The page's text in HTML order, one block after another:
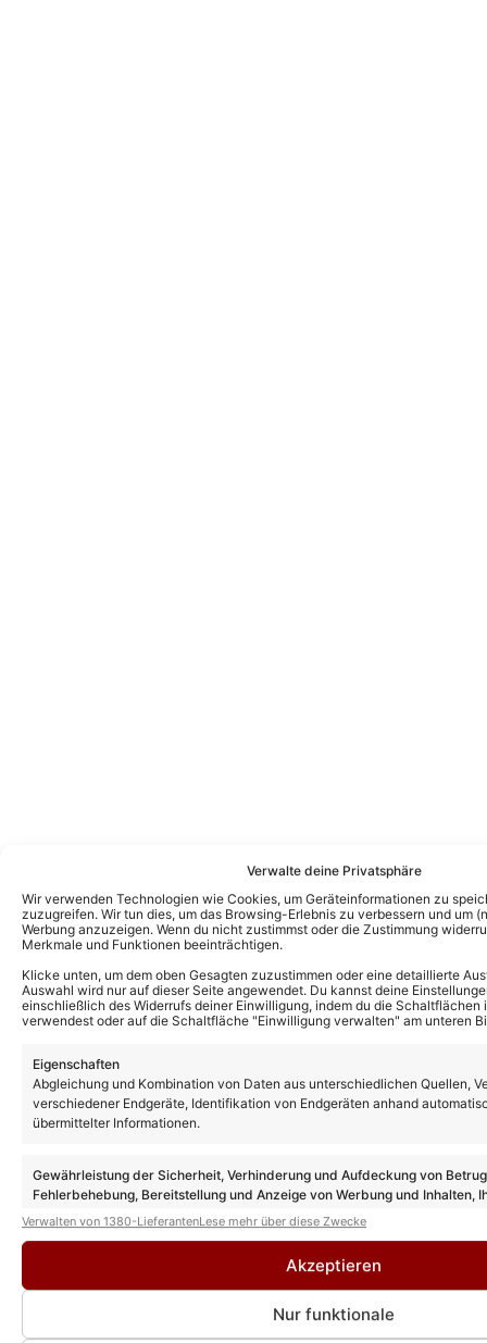
Verwalte deine Privatsphäre
Wir verwenden Technologien wie Cookies, um Geräteinformationen zu
zuzugreifen. Wir tun dies, um das Browsing-Erlebnis zu verbessern und um
Werbung anzuzeigen. Wenn du nicht zustimmst oder die Zustimmung
Merkmale und Funktionen beeinträchtigen.
Klicke unten, um dem oben Gesagten zuzustimmen oder eine detaillierte
Auswahl wird nur auf dieser Seite angewendet. Du kannst deine
einschließlich des Widerrufs deiner Einwilligung, indem du die
verwendest oder auf die Schaltfläche "Einwilligung verwalten" am unteren
Eigenschaften
Abgleichung und Kombination von Daten aus unterschiedlichen Quellen,
verschiedener Endgeräte, Identifikation von Endgeräten anhand
übermittelter Informationen.
Gewährleistung der Sicherheit, Verhinderung und Aufdeckung von
Fehlerbehebung, Bereitstellung und Anzeige von Werbung und Inhalten,
Entscheidungen zum Datenschutz speichern und übermitteln.
Verwalten von 1380-LieferantenLese mehr über diese Zwecke
Akzeptieren
Nur funktionale
Kevin Drewes
Kevin Drewes ist seit über 10 Jahren im
Schlager unterwegs und bringt als
Chefredakteur seine ganze Erfahrung und
Leidenschaft mit hinein. Kein anderer kann
solch eine Expertise wie er vorweisen.
» AUTORENPROFIL & ALLE ARTIKEL VON